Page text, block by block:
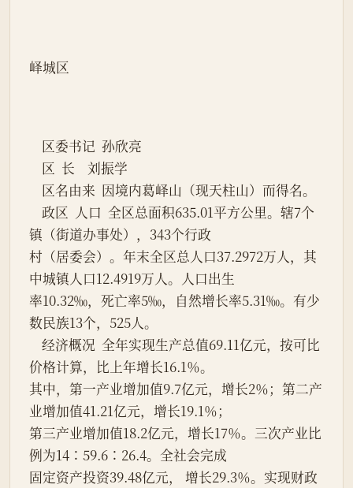
峄城区
    区委书记  孙欣亮
    区  长    刘振学
    区名由来  因境内葛峄山（现天柱山）而得名。
镇（街道办事处），343个行政
村（居委会）。年末全区总人口37.2972万人，其
中城镇人口12.4919万人。人口出生
率10.32‰，死亡率5‰，自然增长率5.31‰。有少
数民族13个，525人。
价格计算，比上年增长16.1％。
其中，第一产业增加值9.7亿元，增长2％；第二产
业增加值41.21亿元，增长19.1％；
第三产业增加值18.2亿元，增长17％。三次产业比
例为14∶59.6∶26.4。全社会完成
固定资产投资39.48亿元， 增长29.3％。实现财政